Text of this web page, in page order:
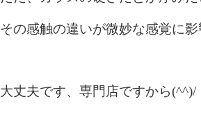
その感触の違いが微妙な感覚に
大丈夫です、専門店ですから(^^)/